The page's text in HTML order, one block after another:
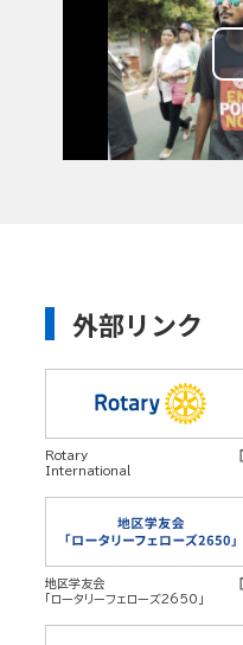
外部リンク
Rotary
International
地区学友会
「ロータリーフェローズ2650」